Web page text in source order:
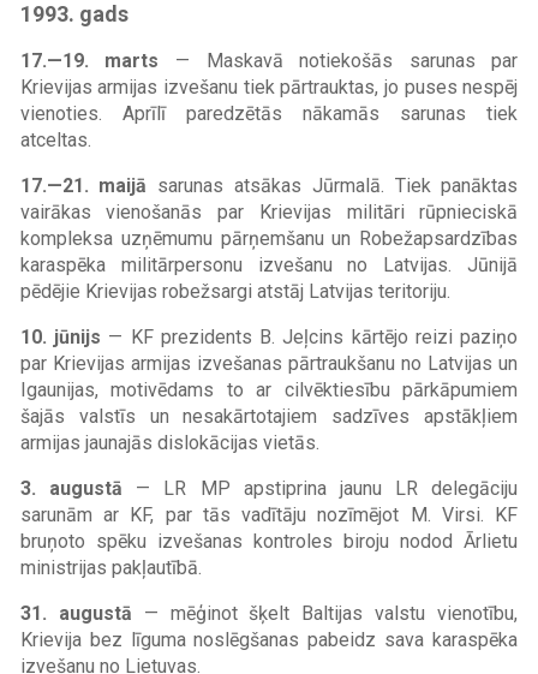
1993. gads
17.—19. marts — Maskavā notiekošās sarunas par
Krievijas armijas izvešanu tiek pārtrauktas, jo puses nespēj
vienoties. Aprīlī paredzētās nākamās sarunas tiek
atceltas.
17.—21. maijā sarunas atsākas Jūrmalā. Tiek panāktas
vairākas vienošanās par Krievijas militāri rūpnieciskā
kompleksa uzņēmumu pārņemšanu un Robežapsardzības
karaspēka militārpersonu izvešanu no Latvijas. Jūnijā
pēdējie Krievijas robežsargi atstāj Latvijas teritoriju.
10. jūnijs — KF prezidents B. Jeļcins kārtējo reizi paziņo
par Krievijas armijas izvešanas pārtraukšanu no Latvijas un
Igaunijas, motivēdams to ar cilvēktiesību pārkāpumiem
šajās valstīs un nesakārtotajiem sadzīves apstākļiem
armijas jaunajās dislokācijas vietās.
3. augustā — LR MP apstiprina jaunu LR delegāciju
sarunām ar KF, par tās vadītāju nozīmējot M. Virsi. KF
bruņoto spēku izvešanas kontroles biroju nodod Ārlietu
ministrijas pakļautībā.
31. augustā — mēģinot šķelt Baltijas valstu vienotību,
Krievija bez līguma noslēgšanas pabeidz sava karaspēka
izvešanu no Lietuvas.